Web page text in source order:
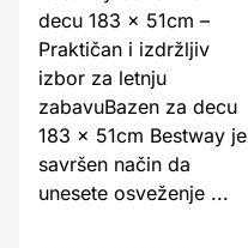
decu 183 x 51cm –
Praktičan i izdržljiv
izbor za letnju
zabavuBazen za decu
183 x 51cm Bestway je
savršen način da
unesete osveženje ...